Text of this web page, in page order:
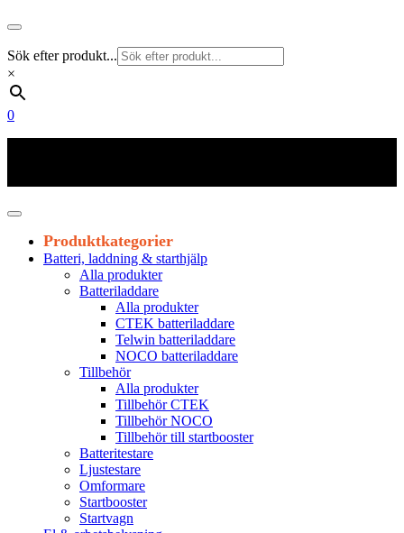
Sök efter produkt...
×
0
Produktkategorier
Batteri, laddning & starthjälp
Alla produkter
Batteriladdare
Alla produkter
CTEK batteriladdare
Telwin batteriladdare
NOCO batteriladdare
Tillbehör
Alla produkter
Tillbehör CTEK
Tillbehör NOCO
Tillbehör till startbooster
Batteritestare
Ljustestare
Omformare
Startbooster
Startvagn